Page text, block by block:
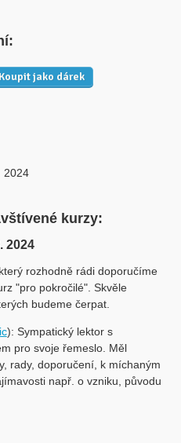
Koupit jako dárek
2024
kurzy:
2024
rozhodně rádi doporučíme
"pro pokročilé". Skvěle
budeme čerpat.
): Sympatický lektor s
pro svoje řemeslo. Měl
rady, doporučení, k míchaným
např. o vzniku, původu